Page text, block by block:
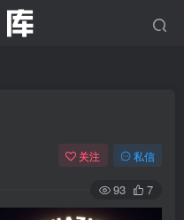
关注 私信
93 7